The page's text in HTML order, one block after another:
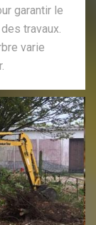
garantir le
travaux.
varie